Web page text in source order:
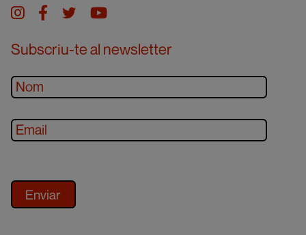
Instagram
facebook
twitteryoutube
Subscriu-te al newsletter